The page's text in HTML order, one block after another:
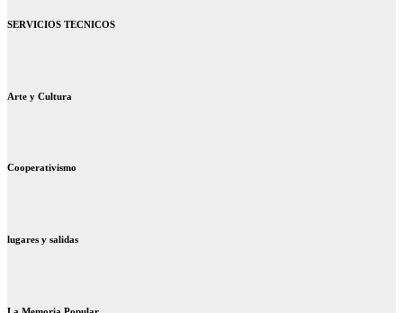
SERVICIOS TECNICOS
Arte y Cultura
Cooperativismo
lugares y salidas